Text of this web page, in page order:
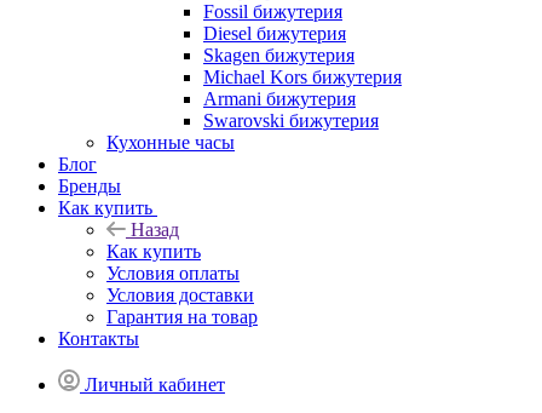
Fossil бижутерия
Diesel бижутерия
Skagen бижутерия
Michael Kors бижутерия
Armani бижутерия
Swarovski бижутерия
Кухонные часы
Блог
Бренды
Как купить
Назад
Как купить
Условия оплаты
Условия доставки
Гарантия на товар
Контакты
Личный кабинет